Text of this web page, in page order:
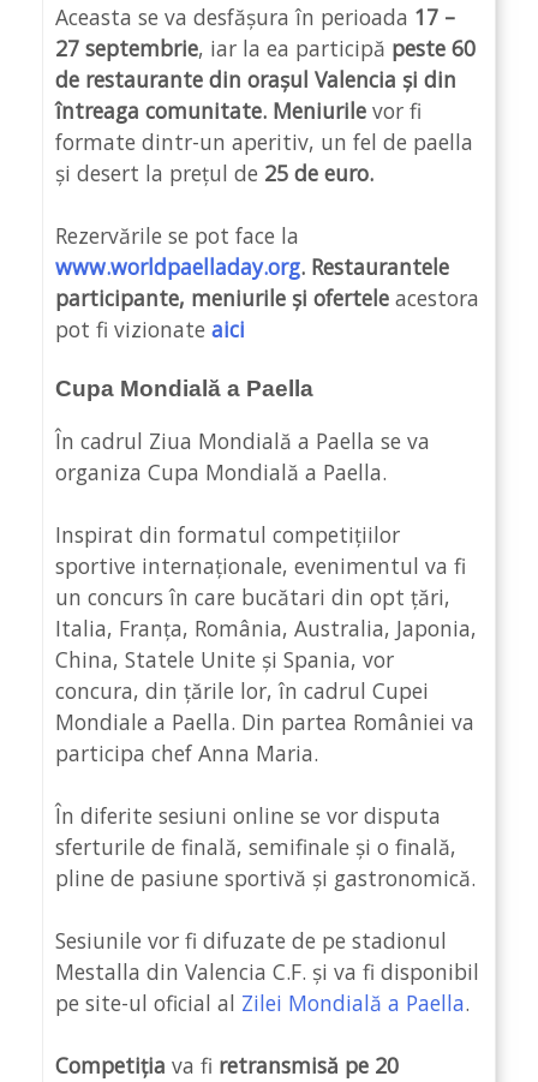
Aceasta se va desfășura în perioada 17 –
27 septembrie, iar la ea participă peste 60
de restaurante din orașul Valencia și din
întreaga comunitate. Meniurile vor fi
formate dintr-un aperitiv, un fel de paella
și desert la prețul de 25 de euro.
Rezervările se pot face la
www.worldpaelladay.org. Restaurantele
participante, meniurile și ofertele acestora
pot fi vizionate aici
Cupa Mondială a Paella
În cadrul Ziua Mondială a Paella se va
organiza Cupa Mondială a Paella.
Inspirat din formatul competițiilor
sportive internaționale, evenimentul va fi
un concurs în care bucătari din opt țări,
Italia, Franța, România, Australia, Japonia,
China, Statele Unite și Spania, vor
concura, din țările lor, în cadrul Cupei
Mondiale a Paella. Din partea României va
participa chef Anna Maria.
În diferite sesiuni online se vor disputa
sferturile de finală, semifinale și o finală,
pline de pasiune sportivă și gastronomică.
Sesiunile vor fi difuzate de pe stadionul
Mestalla din Valencia C.F. și va fi disponibil
pe site-ul oficial al Zilei Mondială a Paella.
Competiția va fi retransmisă pe 20